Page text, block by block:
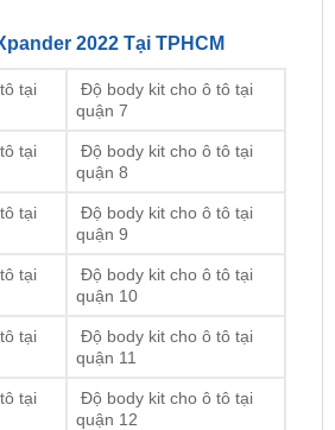
2022 Tại TPHCM
tại
Độ body kit cho ô tô tại
quận 7
tại
Độ body kit cho ô tô tại
quận 8
tại
Độ body kit cho ô tô tại
quận 9
tại
Độ body kit cho ô tô tại
quận 10
tại
Độ body kit cho ô tô tại
quận 11
tại
Độ body kit cho ô tô tại
quận 12